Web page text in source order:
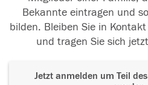
Bekannte eintragen und
bilden. Bleiben Sie in
und tragen Sie sich
Jetzt anmelden um Teil